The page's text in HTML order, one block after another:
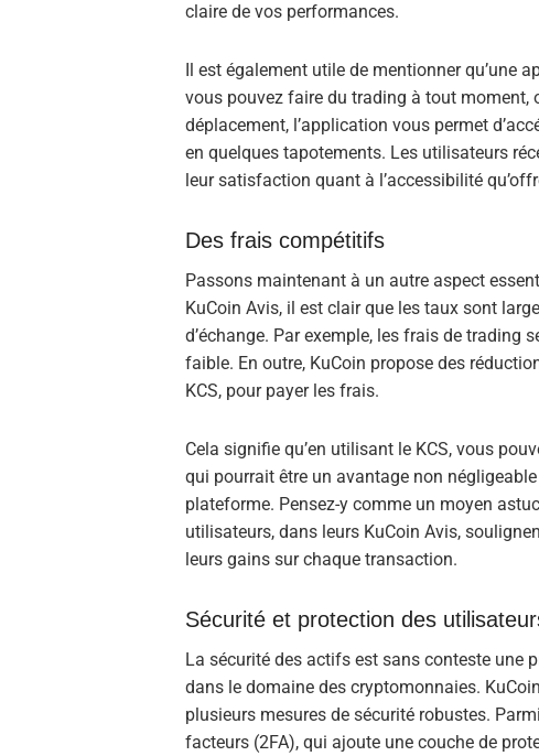
claire de vos performances.
Il est également utile de mentionner qu’une
vous pouvez faire du trading à tout moment,
déplacement, l’application vous permet
en quelques tapotements. Les utilisateurs
leur satisfaction quant à l’accessibilité
Des frais compétitifs
Passons maintenant à un autre aspect
KuCoin Avis, il est clair que les taux sont
d’échange. Par exemple, les frais de trading
faible. En outre, KuCoin propose des
KCS, pour payer les frais.
Cela signifie qu’en utilisant le KCS, vous
qui pourrait être un avantage non
plateforme. Pensez-y comme un moyen
utilisateurs, dans leurs KuCoin Avis,
leurs gains sur chaque transaction.
Sécurité et protection des
La sécurité des actifs est sans conteste une
dans le domaine des cryptomonnaies.
plusieurs mesures de sécurité robustes.
facteurs (2FA), qui ajoute une couche de